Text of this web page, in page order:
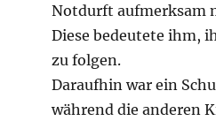
Notdurft aufmerksam
Diese bedeutete ihm,
zu folgen.
Daraufhin war ein
während die anderen